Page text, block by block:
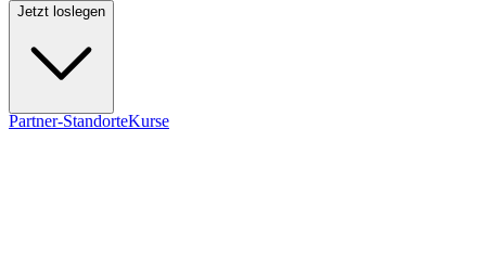
Jetzt loslegen
Partner-StandorteKurse